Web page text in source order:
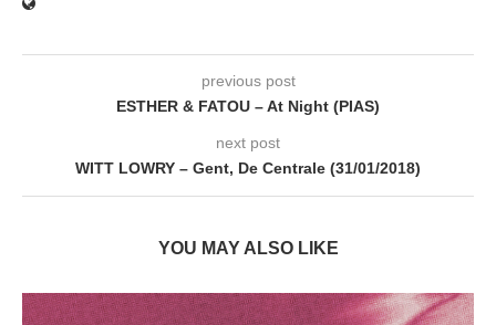
previous post
ESTHER & FATOU – At Night (PIAS)
next post
WITT LOWRY – Gent, De Centrale (31/01/2018)
YOU MAY ALSO LIKE